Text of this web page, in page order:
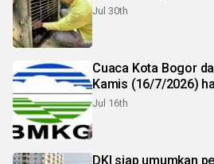
Jul 30th
Cuaca Kota Bogor
Kamis (16/7/2026)
Jul 16th
DKI siap umumkan